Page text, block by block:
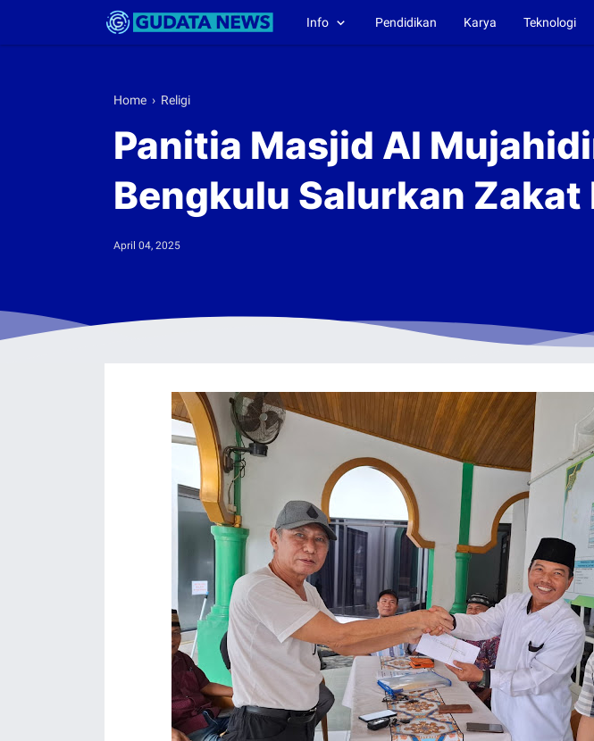
Info Pendidikan Karya Teknologi
Home › Religi
Panitia Masjid Al
Bengkulu Salurkan
April 04, 2025